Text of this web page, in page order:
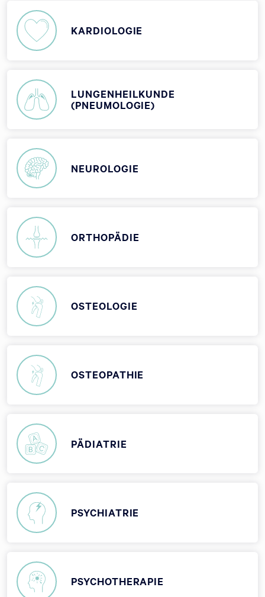
KARDIOLOGIE
LUNGENHEILKUNDE
(PNEUMOLOGIE)
NEUROLOGIE
ORTHOPÄDIE
OSTEOLOGIE
OSTEOPATHIE
PÄDIATRIE
PSYCHIATRIE
PSYCHOTHERAPIE